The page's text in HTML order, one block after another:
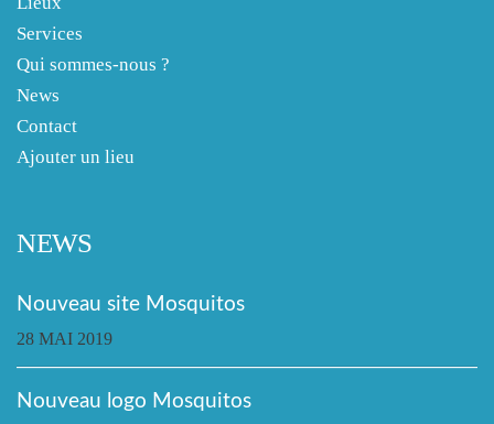
Services
Qui sommes-nous ?
News
Contact
Ajouter un lieu
NEWS
Nouveau site Mosquitos
28 MAI 2019
Nouveau logo Mosquitos